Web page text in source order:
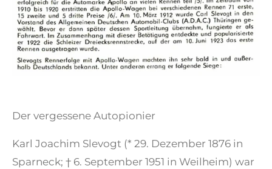
Der vergessene Autopionier
Karl Joachim Slevogt (* 29. Dezember 1876 in
Sparneck; † 6. September 1951 in Weilheim) war